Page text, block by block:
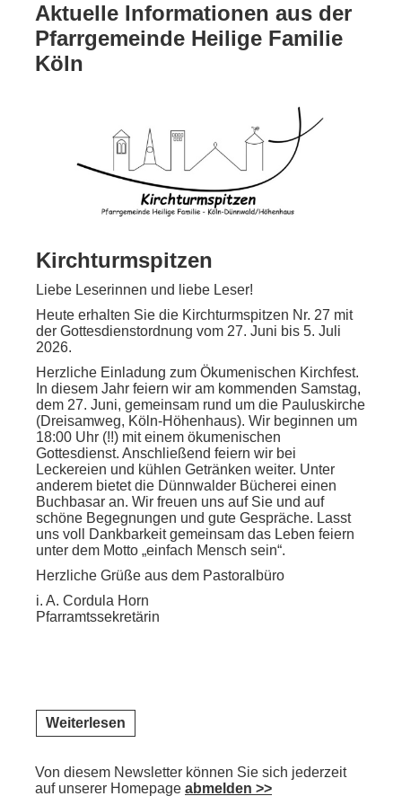
Aktuelle Informationen aus der
Pfarrgemeinde Heilige Familie
Köln
Kirchturmspitzen
Liebe Leserinnen und liebe Leser!
Heute erhalten Sie die Kirchturmspitzen Nr. 27 mit
der Gottesdienstordnung vom 27. Juni bis 5. Juli
2026.
Herzliche Einladung zum Ökumenischen Kirchfest.
In diesem Jahr feiern wir am kommenden Samstag,
dem 27. Juni, gemeinsam rund um die Pauluskirche
(Dreisamweg, Köln-Höhenhaus). Wir beginnen um
18:00 Uhr (!!) mit einem ökumenischen
Gottesdienst. Anschließend feiern wir bei
Leckereien und kühlen Getränken weiter. Unter
anderem bietet die Dünnwalder Bücherei einen
Buchbasar an. Wir freuen uns auf Sie und auf
schöne Begegnungen und gute Gespräche. Lasst
uns voll Dankbarkeit gemeinsam das Leben feiern
unter dem Motto „einfach Mensch sein“.
Herzliche Grüße aus dem Pastoralbüro
i. A. Cordula Horn
Pfarramtssekretärin
Weiterlesen
Von diesem Newsletter können Sie sich jederzeit
auf unserer Homepage abmelden >>